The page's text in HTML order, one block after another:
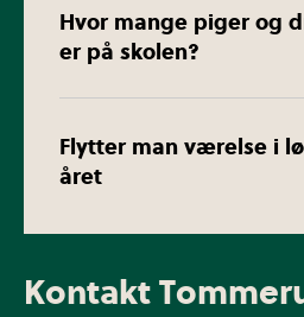
jævnt fordelt geografisk.
uanset om man har gået
finde nogle, der har
lignende her, men også
Hvor mange piger og
er på skolen?
Vi har en ligelig
kønnene.
Flytter man værelse i
året
Ja, vi bytter værelse 2
forskellige roommates.
Kontakt